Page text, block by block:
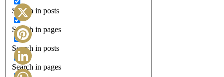
Search in posts
Search in pages
Search in posts
Search in pages
Facebook
X
Pinterest
LinkedIn